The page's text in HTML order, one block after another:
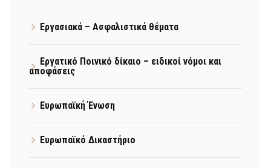
Εργασιακά – Ασφαλιστικά θέματα
Εργατικό Ποινικό δίκαιο – ειδικοί νόμοι και
αποφάσεις
Ευρωπαϊκή Ένωση
Ευρωπαϊκό Δικαστήριο